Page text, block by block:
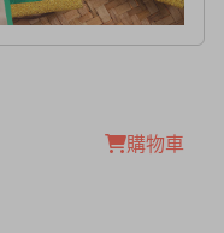
購物車